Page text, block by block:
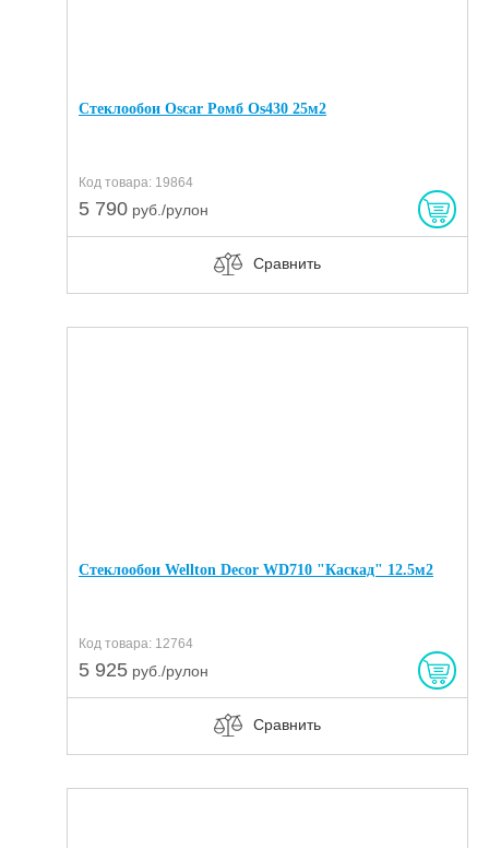
Стеклообои Oscar Ромб Os430 25м2
Код товара: 19864
5 790 руб./рулон
Сравнить
Стеклообои Wellton Decor WD710 "Каскад" 12.5м2
Код товара: 12764
5 925 руб./рулон
Сравнить